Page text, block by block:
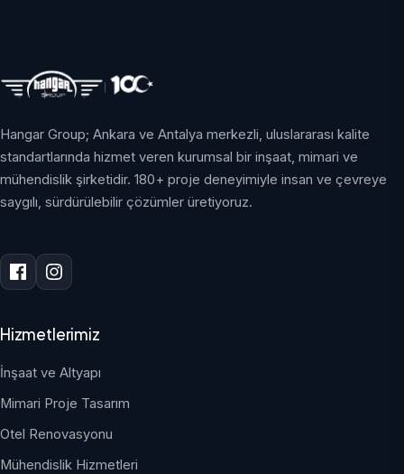
Hangar Group; Ankara ve Antalya merkezli, uluslararası kalite
standartlarında hizmet veren kurumsal bir inşaat, mimari ve
mühendislik şirketidir. 180+ proje deneyimiyle insan ve çevreye
saygılı, sürdürülebilir çözümler üretiyoruz.
Hizmetlerimiz
İnşaat ve Altyapı
Mimari Proje Tasarım
Otel Renovasyonu
Mühendislik Hizmetleri